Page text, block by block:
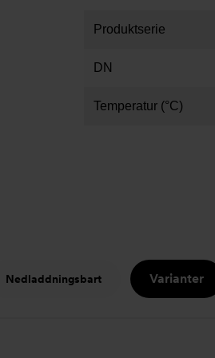
Produktserie
DN
Temperatur (°C)
Nedladdningsbart Varianter